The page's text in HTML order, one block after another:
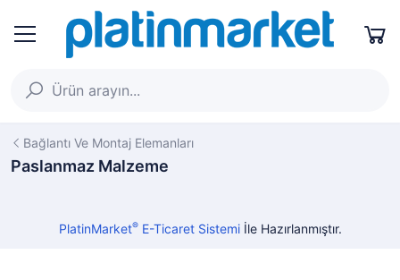
Bağlantı Ve Montaj Elemanları
Paslanmaz Malzeme
PlatinMarket®E-Ticaret Sistemiİle Hazırlanmıştır.